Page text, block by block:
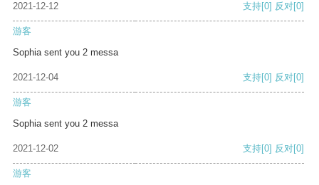
2021-12-12 支持[0] 反对[0]
游客
Sophia sent you 2 messa
2021-12-04 支持[0] 反对[0]
游客
Sophia sent you 2 messa
2021-12-02 支持[0] 反对[0]
游客